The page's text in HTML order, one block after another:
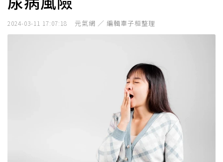
2024-03-11 17:07:18 元氣網 ／ 編輯辜子桓整理